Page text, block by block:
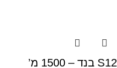
S12 בנד – 1500 מ’